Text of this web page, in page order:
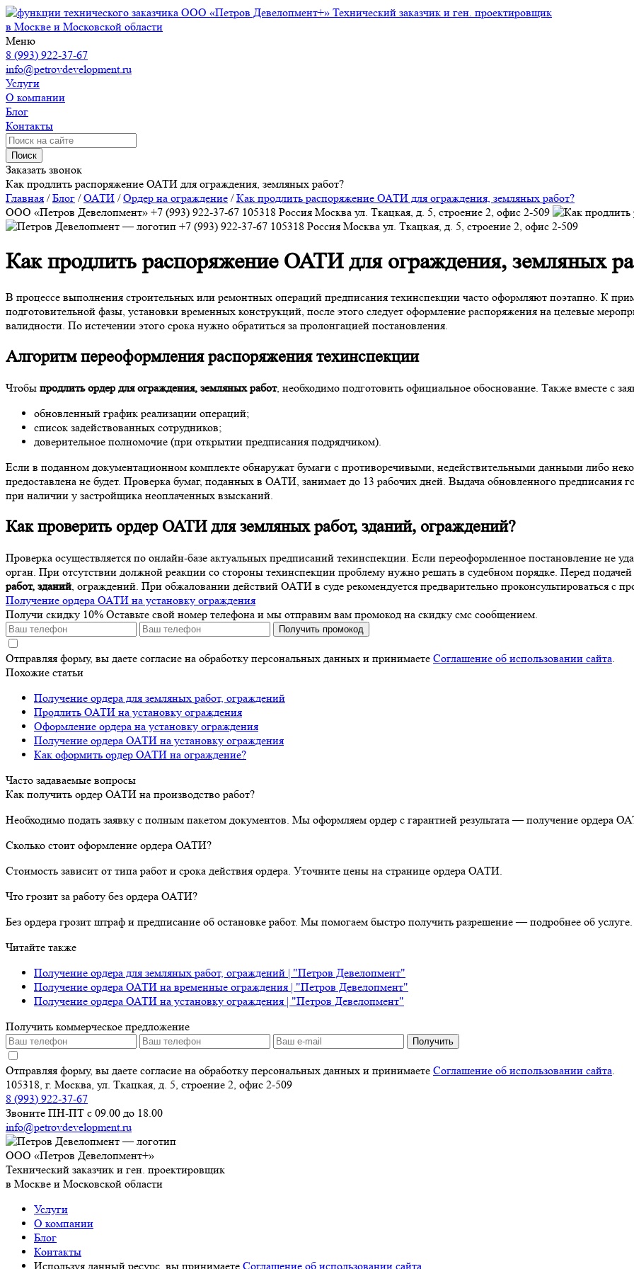
ООО «Петров Девелопмент+» Технический заказчик и ген. проектировщик
в Москве и Московской области
Меню
8 (993) 922-37-67
info@petrovdevelopment.ru
Услуги
О компании
Блог
Контакты
Поиск
Заказать звонок
Как продлить распоряжение ОАТИ для ограждения, земляных работ?
Главная /Блог /ОАТИ /Ордер на ограждение /Как продлить распоряжение ОАТИ для ограждения, земляных работ?
ООО «Петров Девелопмент» +7 (993) 922-37-67 105318 Россия Москва ул. Ткацкая, д. 5, строение 2, офис 2-509
+7 (993) 922-37-67 105318 Россия Москва ул. Ткацкая, д. 5, строение 2, офис 2-509
Как продлить распоряжение ОАТИ для ограждения, земляных
В процессе выполнения строительных или ремонтных операций предписания техинспекции часто оформляют поэтапно. К
подготовительной фазы, установки временных конструкций, после этого следует оформление распоряжения на целевые
валидности. По истечении этого срока нужно обратиться за пролонгацией постановления.
Алгоритм переоформления распоряжения техинспекции
Чтобы продлить ордер для ограждения, земляных работ, необходимо подготовить официальное обоснование. Также вместе с
обновленный график реализации операций;
список задействованных сотрудников;
доверительное полномочие (при открытии предписания подрядчиком).
Если в поданном документационном комплекте обнаружат бумаги с противоречивыми, недействительными данными либо
предоставлена не будет. Проверка бумаг, поданных в ОАТИ, занимает до 13 рабочих дней. Выдача обновленного предписания
при наличии у застройщика неоплаченных взысканий.
Какпроверить ордер ОАТИ для земляных работ, зданий, ограждений?
Проверка осуществляется по онлайн-базе актуальных предписаний техинспекции. Если переоформленное постановление не
орган. При отсутствии должной реакции со стороны техинспекции проблему нужно решать в судебном порядке. Перед
работ, зданий , ограждений. При обжаловании действий ОАТИ в суде рекомендуется предварительно проконсультироваться с
Получение ордера ОАТИ на установку ограждения
Получи скидку 10% Оставьте свой номер телефона и мы отправим вам промокод на скидку смс сообщением.
Получить промокод
Отправляя форму, вы даете согласие на обработку персональных данных и принимаете Соглашение об использовании сайта
Похожие статьи
Получение ордера для земляных работ, ограждений
Продлить ОАТИ на установку ограждения
Оформление ордера на установку ограждения
Получение ордера ОАТИ на установку ограждения
Как оформить ордер ОАТИ на ограждение?
Часто задаваемые вопросы
Как получить ордер ОАТИ на производство работ?
Необходимо подать заявку с полным пакетом документов. Мы оформляем ордер с гарантией результата — получение ордера
Сколько стоит оформление ордера ОАТИ?
Стоимость зависит от типа работ и срока действия ордера. Уточните цены на странице ордера ОАТИ.
Что грозит за работу без ордера ОАТИ?
Без ордера грозит штраф и предписание об остановке работ. Мы помогаем быстро получить разрешение — подробнее об услуге.
Читайте также
Получение ордера для земляных работ, ограждений | "Петров Девелопмент"
Получение ордера ОАТИ на временные ограждения | "Петров Девелопмент"
Получение ордера ОАТИ на установку ограждения | "Петров Девелопмент"
Получить коммерческое предложение
Получить
Отправляя форму, вы даете согласие на обработку персональных данных и принимаете Соглашение об использовании сайта
105318, г. Москва, ул. Ткацкая, д. 5, строение 2, офис 2-509
8 (993) 922-37-67
Звоните ПН-ПТ с 09.00 до 18.00
info@petrovdevelopment.ru
ООО «Петров Девелопмент+»
Технический заказчик и ген. проектировщик
в Москве и Московской области
Услуги
О компании
Блог
Контакты
Используя данный ресурс, вы принимаете Соглашение об использовании сайта